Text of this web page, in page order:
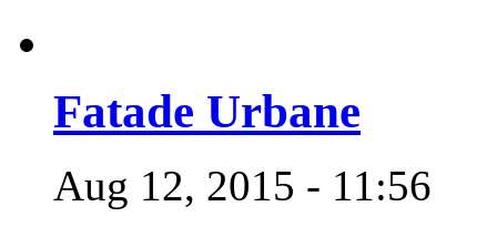
Fatade Urbane
Aug 12, 2015 - 11:56